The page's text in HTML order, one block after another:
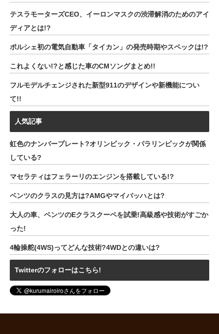
テスラモーターズCEO、イーロンマスクの渋滞解消のためのアイ
ディアとは!?
ポルシェ初の電気自動車「タイカン」の発売時期やスペックは!?
これよくない!?と感じた車のCMソングまとめ!!
フルモデルチェンジされた新型911のデザインや新機能につい
て!!
人気記事
虹色のナンバープレート?オリンピック・パラリンピックが関係
している?
マセラティはフェラーリのエンジンを搭載している!?
ベンツのクラスの見方は?AMGやマイバッハとは?
大人の車、ベンツのEクラスクーペを試乗!高級感や技術がすごか
った!
4輪操舵(4WS)ってどんな技術?4WDとの違いは?
Twitterのフォローはこちら!